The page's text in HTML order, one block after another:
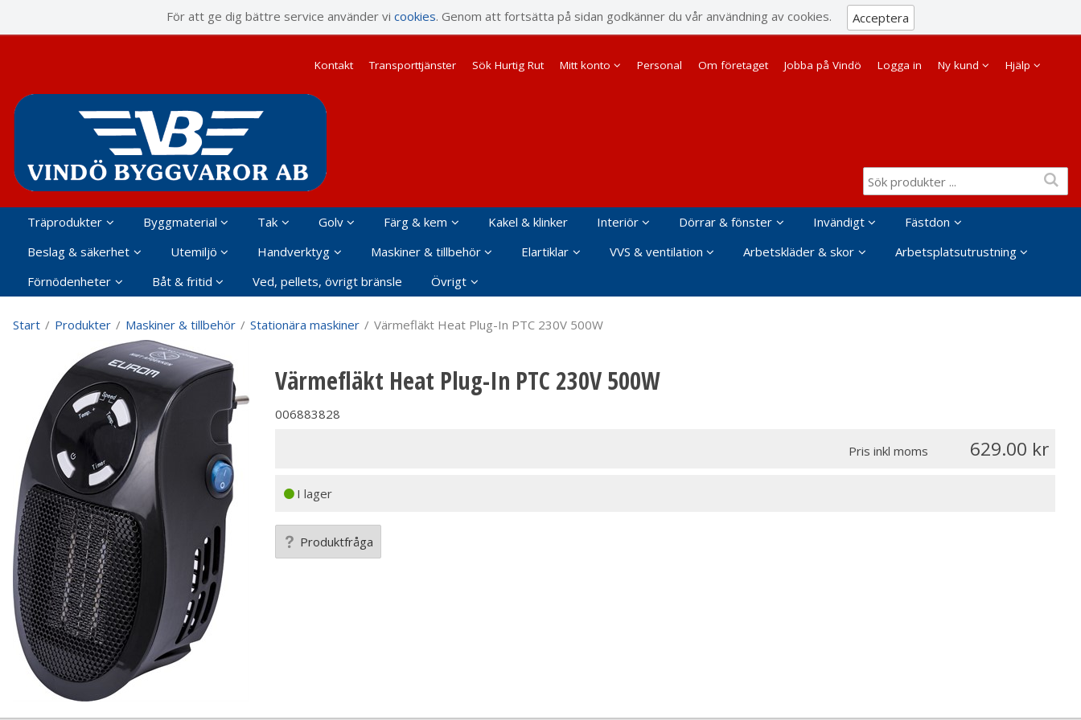
För att ge dig bättre service använder vi cookies. Genom att fortsätta på sidan godkänner du vår användning av cookies. Acceptera
Kontakt Transporttjänster Sök Hurtig Rut Mitt konto Personal Om företaget Jobba på Vindö Logga in Ny kund
Företag
Privat
Hjälp
Träprodukter Byggmaterial Tak Golv Färg & kem Kakel & klinker Interiör Dörrar & fönster Invändigt
Fästdon
Beslag & säkerhet
Utemiljö Handverktyg Maskiner & tillbehör Elartiklar VVS & ventilation Arbetskläder & skor
Arbetsplatsutrustning
Förnödenheter
Båt & fritid Ved, pellets, övrigt bränsle Övrigt
Start / Produkter / Maskiner & tillbehör / Stationära maskiner / Värmefläkt Heat Plug-In PTC 230V 500W
Värmefläkt Heat Plug-In PTC 230V 500W
006883828
Pris inkl moms 629.00
I lager
Produktfråga